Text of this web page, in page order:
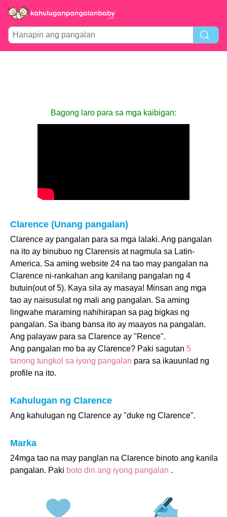
Bagong laro para sa mga kaibigan:
Clarence (Unang pangalan)
Clarence ay pangalan para sa mga lalaki. Ang pangalan
na ito ay binubuo ng Clarensis at nagmula sa Latin-
America. Sa aming website 24 na tao may pangalan na
Clarence ni-rankahan ang kanilang pangalan ng 4
butuin(out of 5). Kaya sila ay masaya! Minsan ang mga
tao ay naisusulat ng mali ang pangalan. Sa aming
lingwahe maraming nahihirapan sa pag bigkas ng
pangalan. Sa ibang bansa ito ay maayos na pangalan.
Ang palayaw para sa Clarence ay "Rence".
Ang pangalan mo ba ay Clarence? Paki sagutan 5
tanong tungkol sa iyong pangalan para sa ikauunlad ng
profile na ito.
Kahulugan ng Clarence
Ang kahulugan ng Clarence ay "duke ng Clarence".
Marka
24mga tao na may panglan na Clarence binoto ang kanila
pangalan. Paki boto din ang iyong pangalan .